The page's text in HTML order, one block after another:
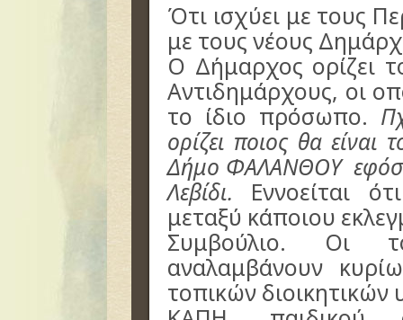
Ότι ισχύει με τους
με τους νέους
Ο Δήμαρχος ορίζει
Αντιδημάρχους, οι
το ίδιο πρόσωπο.
ορίζει ποιος θα είναι
Δήμο ΦΑΛΑΝΘΟΥ
Λεβίδι. Εννοείται
μεταξύ κάποιου
Συμβούλιο. Οι
αναλαμβάνουν
τοπικών